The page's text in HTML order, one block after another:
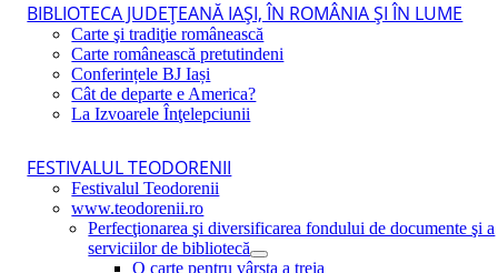
BIBLIOTECA JUDEŢEANĂ IAŞI, ÎN ROMÂNIA ŞI ÎN LUME
Carte şi tradiţie românească
Carte românească pretutindeni
Conferințele BJ Iași
Cât de departe e America?
La Izvoarele Înţelepciunii
FESTIVALUL TEODORENII
Festivalul Teodorenii
www.teodorenii.ro
Perfecţionarea şi diversificarea fondului de documente şi a
serviciilor de bibliotecă
O carte pentru vârsta a treia